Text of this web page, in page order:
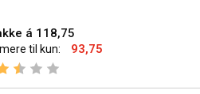
á 118,75
til kun: 93,75